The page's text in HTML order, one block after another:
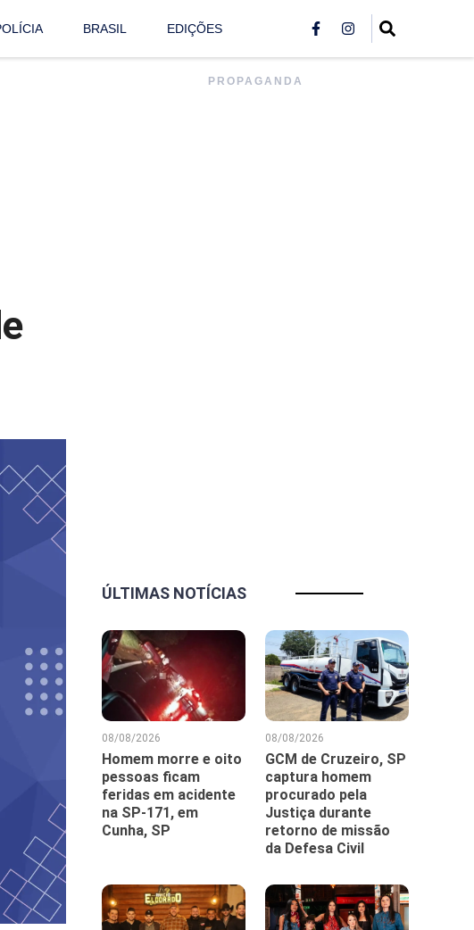
BRASIL EDIÇÕES
PROPAGANDA
ÚLTIMAS NOTÍCIAS
08/08/2026
Homem morre e oito
pessoas ficam
feridas em acidente
na SP-171, em
Cunha, SP
08/08/2026
GCM de Cruzeiro, SP
captura homem
procurado pela
Justiça durante
retorno de missão
da Defesa Civil